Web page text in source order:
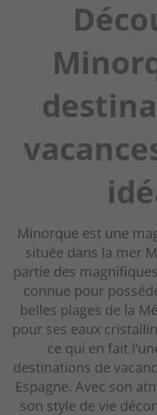
Minorque est une
située dans la mer
partie des
connue pour
belles plages de la
pour ses eaux
ce qui en fait
destinations de
Espagne. Avec son
son style de vie